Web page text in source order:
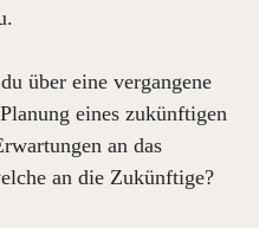
über eine vergangene
eines zukünftigen
an das
an die Zukünftige?